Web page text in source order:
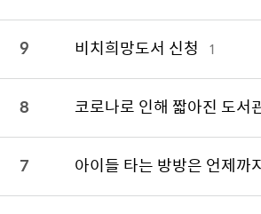
9 비치희망도서 신청 1
8 코로나로 인해 짧아진 도서
7 아이들 타는 방방은 언제까